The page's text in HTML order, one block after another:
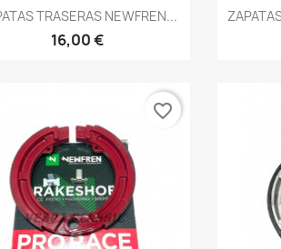
Vista rápida
TRASERAS NEWFREN...
16,00 €
favorite_border